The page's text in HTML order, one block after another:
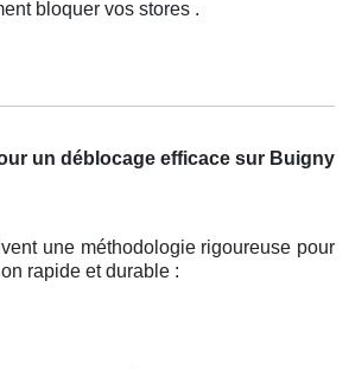
bloquer vos stores .
un déblocage efficace sur Buigny
une méthodologie rigoureuse pour
rapide et durable :